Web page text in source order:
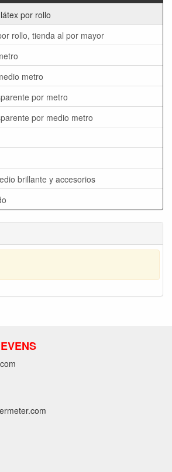
por rollo
rollo, tienda al por mayor
metro
por metro
por medio metro
brillante y accesorios